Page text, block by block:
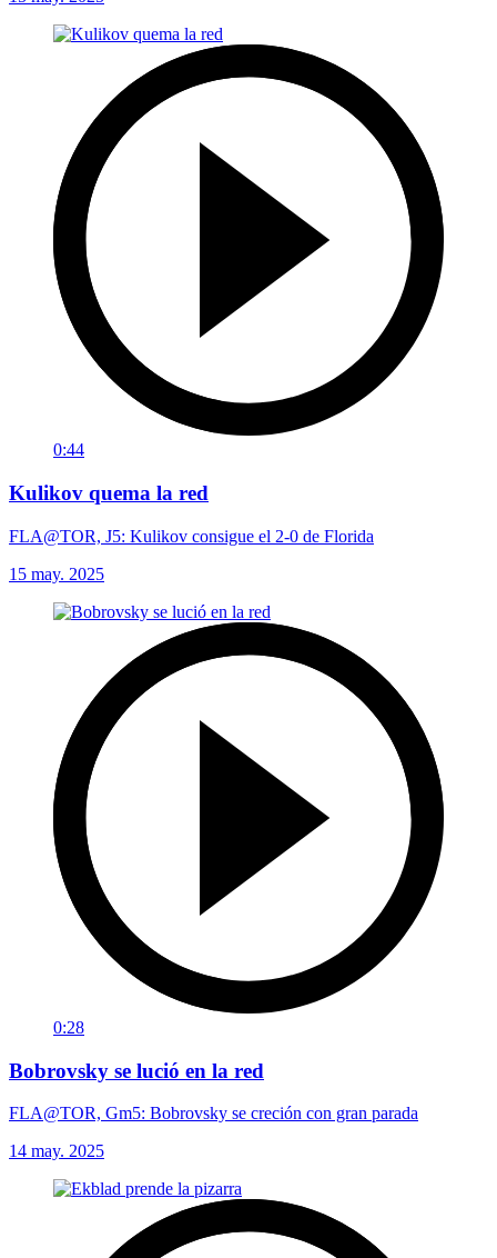
0:44
Kulikov quema la red
FLA@TOR, J5: Kulikov consigue el 2-0 de Florida
15 may. 2025
0:28
Bobrovsky se lució en la red
FLA@TOR, Gm5: Bobrovsky se creción con gran parada
14 may. 2025